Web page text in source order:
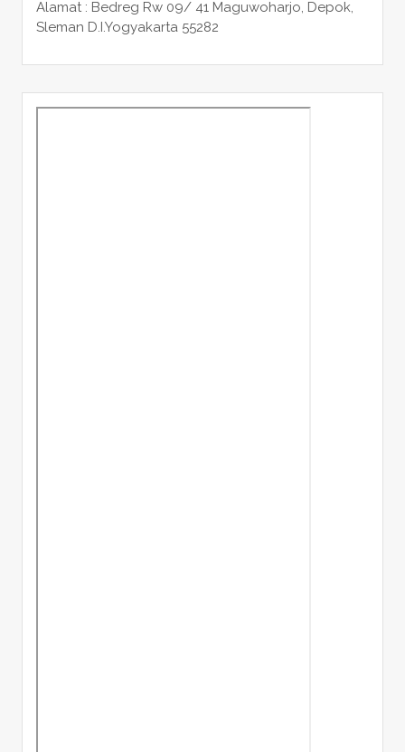
Alamat : Bedreg Rw 09/ 41 Maguwoharjo, Depok,
Sleman D.I.Yogyakarta 55282